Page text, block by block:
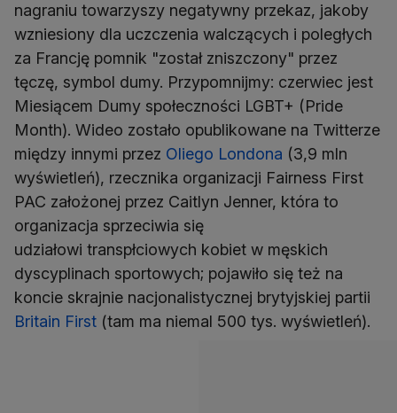
nagraniu towarzyszy negatywny przekaz, jakoby
wzniesiony dla uczczenia walczących i poległych
za Francję pomnik "został zniszczony" przez
tęczę, symbol dumy. Przypomnijmy: czerwiec jest
Miesiącem Dumy społeczności LGBT+ (Pride
Month). Wideo zostało opublikowane na Twitterze
między innymi przez Oliego Londona (3,9 mln
wyświetleń), rzecznika organizacji Fairness First
PAC założonej przez Caitlyn Jenner, która to
organizacja sprzeciwia się
udziałowi transpłciowych kobiet w męskich
dyscyplinach sportowych; pojawiło się też na
koncie skrajnie nacjonalistycznej brytyjskiej partii
Britain First (tam ma niemal 500 tys. wyświetleń).